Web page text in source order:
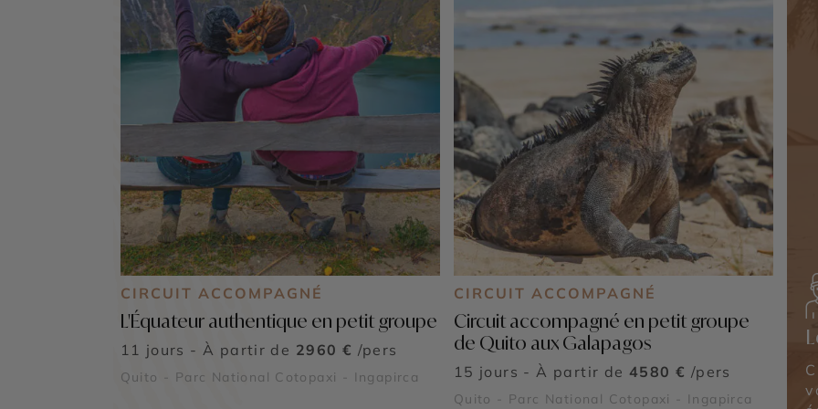
CIRCUIT ACCOMPAGNÉ
L'Équateur authentique en petit groupe
11 jours - À partir de 2960 € /pers
Quito - Parc National Cotopaxi - Ingapirca
CIRCUIT ACCOMPAGNÉ
Circuit accompagné en petit groupe
de Quito aux Galapagos
15 jours - À partir de 4580 € /pers
Quito - Parc National Cotopaxi - Ingapirca